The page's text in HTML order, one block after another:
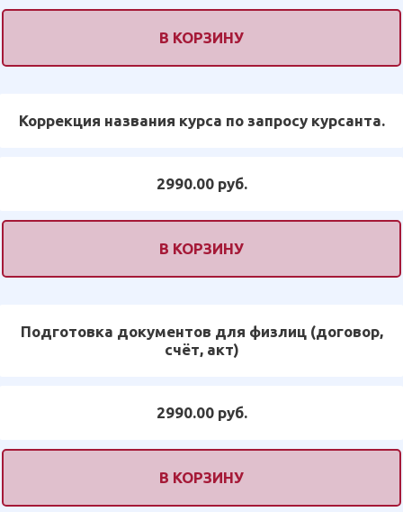
В КОРЗИНУ
Коррекция названия курса по запросу курсанта.
2990.00 руб.
В КОРЗИНУ
Подготовка документов для физлиц (договор,
счёт, акт)
2990.00 руб.
В КОРЗИНУ